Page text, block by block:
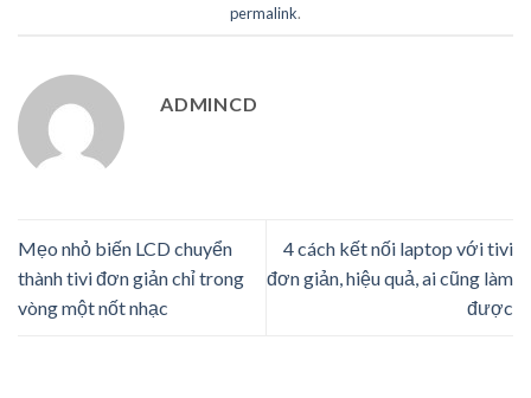
permalink.
ADMINCD
Mẹo nhỏ biến LCD chuyển
thành tivi đơn giản chỉ trong
vòng một nốt nhạc
4 cách kết nối laptop với tivi
đơn giản, hiệu quả, ai cũng làm
được